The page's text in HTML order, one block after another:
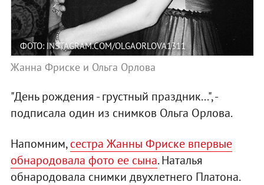
ФОТО: INSTAGRAM.COM/OLGAORLOVA1311
Жанна Фриске и Ольга Орлова
"День рождения - грустный праздник...", -
подписала один из снимков Ольга Орлова.
Напомним,сестра Жанны Фриске впервые
обнародовала фото ее сына. Наталья
обнародовала снимки двухлетнего Платона.